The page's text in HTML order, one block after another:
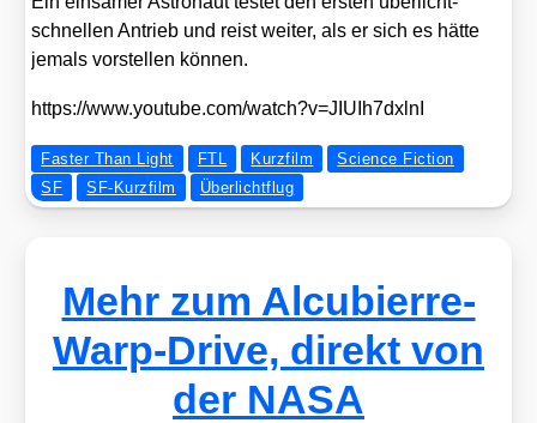
schnel­len Antrieb und reist wei­ter, als er sich es hät­te
jemals vor­stel­len kön­nen.
https://​www​.you​tube​.com/​w​a​t​c​h​?​v​=​J​I​U​I​h​7​d​x​lnI
Faster Than Light FTL Kurzfilm
Science Fiction
SF
SF-Kurzfilm Überlichtflug
Mehr zum Alcubierre-
Warp-Drive, direkt von
der NASA